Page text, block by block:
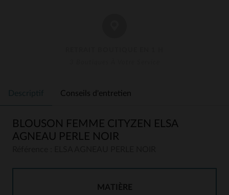
Descriptif Conseils d'entretien
BLOUSON FEMME CITYZEN ELSA
AGNEAU PERLE NOIR
MATIÈRE